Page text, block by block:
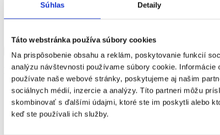
Súhlas Detaily
Táto webstránka používa súbory cookies
Na prispôsobenie obsahu a reklám, poskytovanie funkcií
analýzu návštevnosti používame súbory cookie. Informácie
používate naše webové stránky, poskytujeme aj našim
sociálnych médií, inzercie a analýzy. Títo partneri môžu
skombinovať s ďalšími údajmi, ktoré ste im poskytli alebo
keď ste používali ich služby.
Námestie Božieho milosrdenstva 2845/1, 06901 Snina
Zobraziť viac Zobraziť menej
Mesto Spišská Belá
| pobytová – ročná
Druh
sociálne
zariadenie opatrovateľskej služby